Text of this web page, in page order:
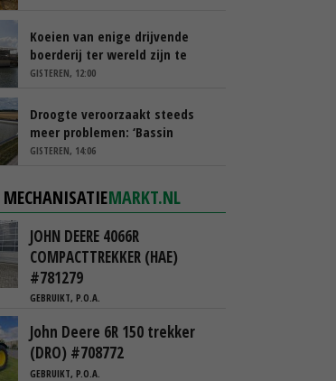
Koeien van enige drijvende
boerderij ter wereld zijn te
koop
GISTEREN, 12:00
Droogte veroorzaakt steeds
meer problemen: ‘Bassin
afgelopen week al leeg’
GISTEREN, 14:06
MECHANISATIEMARKT.NL
JOHN DEERE 4066R
COMPACTTREKKER (HAE)
#781279
GEBRUIKT, P.O.A.
John Deere 6R 150 trekker
(DRO) #708772
GEBRUIKT, P.O.A.